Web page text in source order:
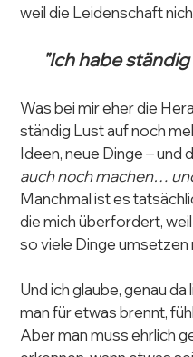
weil die Leidenschaft
"Ich habe
Was bei mir eher die
ständig Lust auf noch
Ideen, neue Dinge – und
auch noch machen…
Manchmal ist es
die mich überfordert,
so viele Dinge umsetzen
Und ich glaube, genau
man für etwas brennt,
Aber man muss ehrlich